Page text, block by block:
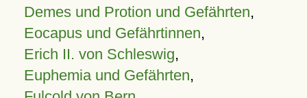
Demes und Protion und Gefährten,
Eocapus und Gefährtinnen,
Erich II. von Schleswig,
Euphemia und Gefährten,